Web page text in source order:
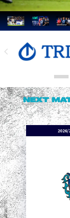
NEXT
2026/